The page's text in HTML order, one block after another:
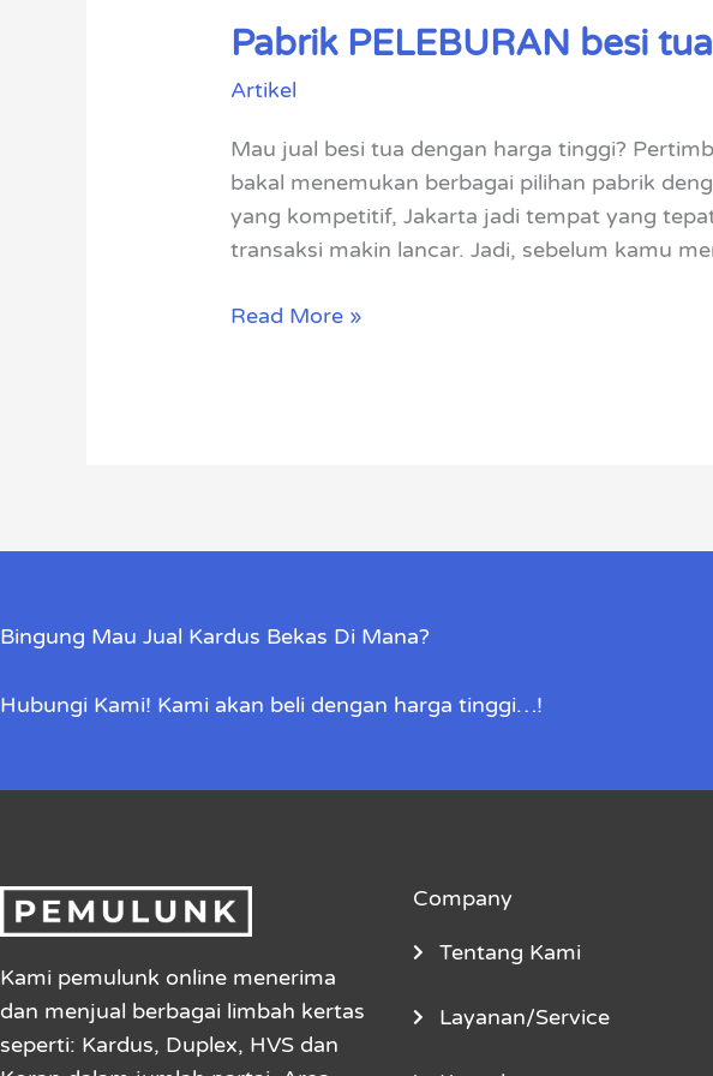
Pabrik PELEBURAN besi
Artikel
Mau jual besi tua dengan harga tinggi?
bakal menemukan berbagai pilihan pabrik
yang kompetitif, Jakarta jadi tempat yang
transaksi makin lancar. Jadi, sebelum kamu
Pabrik
besi
tua
di
Jakarta
Read More »
Bingung Mau Jual Kardus Bekas Di Mana?
Hubungi Kami! Kami akan beli dengan harga tinggi…!
Kami pemulunk online menerima
dan menjual berbagai limbah kertas
seperti: Kardus, Duplex, HVS dan
Company
Tentang Kami
Layanan/Service